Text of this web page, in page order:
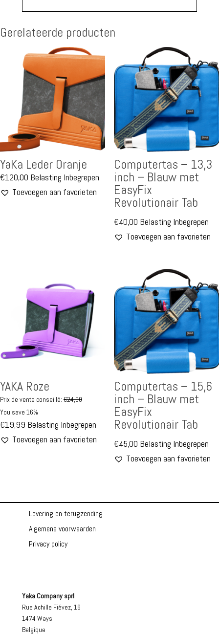
Gerelateerde producten
YaKa Leder Oranje
€120,00 Belasting Inbegrepen
Toevoegen aan favorieten
Computertas – 13,3
inch – Blauw met
EasyFix
Revolutionair Tab
€40,00 Belasting Inbegrepen
Toevoegen aan favorieten
YAKA Roze
Prix de vente conseillé: €24,00
You save 16%
€19,99 Belasting Inbegrepen
Toevoegen aan favorieten
Computertas – 15,6
inch – Blauw met
EasyFix
Revolutionair Tab
€45,00 Belasting Inbegrepen
Toevoegen aan favorieten
Levering en terugzending
Algemene voorwaarden
Privacy policy
Yaka Company sprl
Rue Achille Fiévez, 16
1474 Ways
Belgique